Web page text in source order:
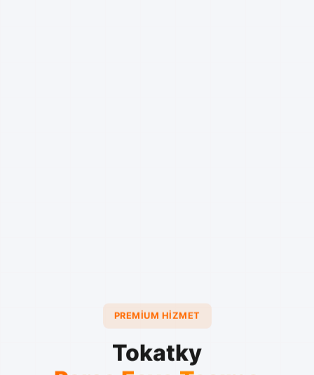
PREMIUM HIZMET
Tokatky
Parça Eşya Taşıma